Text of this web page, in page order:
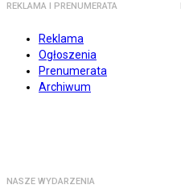
REKLAMA I PRENUMERATA
Reklama
Ogłoszenia
Prenumerata
Archiwum
NASZE WYDARZENIA